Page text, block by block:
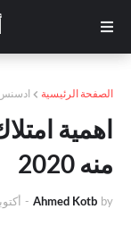
الصفحة الرئيسية
اهمية
منه 2020
by
Ahmed Kotb
- أكتوبر 26,